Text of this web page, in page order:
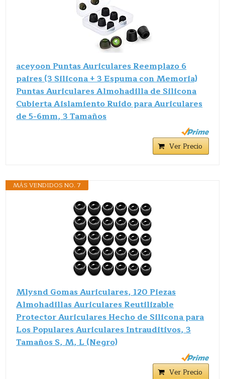
aceyoon Puntas Auriculares Reemplazo 6
paires (3 Silicona + 3 Espuma con Memoria)
Puntas Auriculares Almohadilla de Silicona
Cubierta Aislamiento Ruido para Auriculares
de 5-6mm, 3 Tamaños
Ver Precio
MÁS VENDIDOS NO. 7
Mlysnd Gomas Auriculares, 120 Piezas
Almohadillas Auriculares Reutilizable
Protector Auriculares Hecho de Silicona para
Los Populares Auriculares Intrauditivos, 3
Tamaños S, M, L (Negro)
Ver Precio